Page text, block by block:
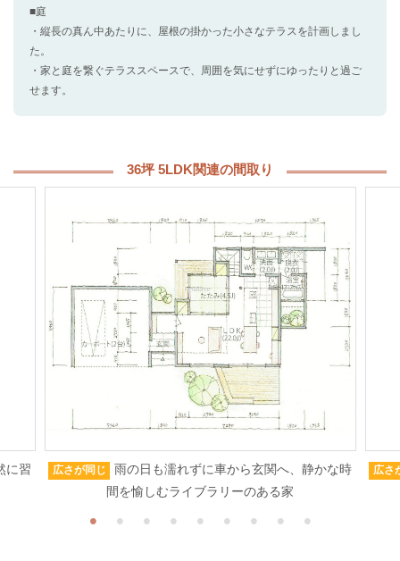
■庭
・縦長の真ん中あたりに、屋根の掛かった小さなテラスを計画しまし
た。
・家と庭を繋ぐテラススペースで、周囲を気にせずにゆったりと過ご
せます。
36坪 5LDK関連の間取り
に習 広さが同じ
雨の日も濡れずに車から玄関へ、静かな時
間を愉しむライブラリーのある家
広さ